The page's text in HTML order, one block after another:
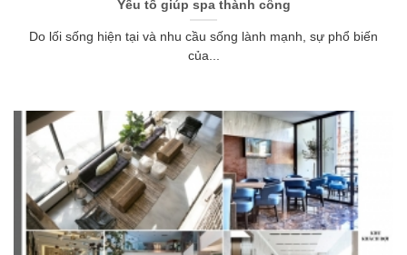
Yếu tố giúp spa thành công
Do lối sống hiện tại và nhu cầu sống lành mạnh, sự phổ biến
của...